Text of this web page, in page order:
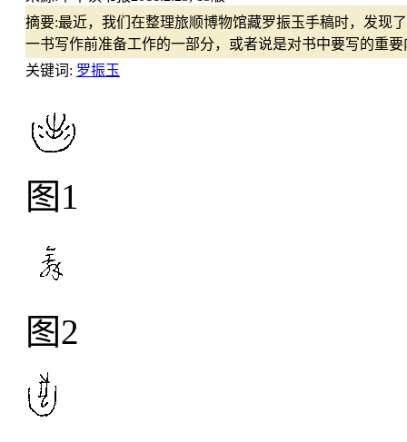
摘要:最近，我们在整理旅顺博物馆藏罗振玉手稿时，发现
一书写作前准备工作的一部分，或者说是对书中要写的重
关键词: 罗振玉
图1
图2